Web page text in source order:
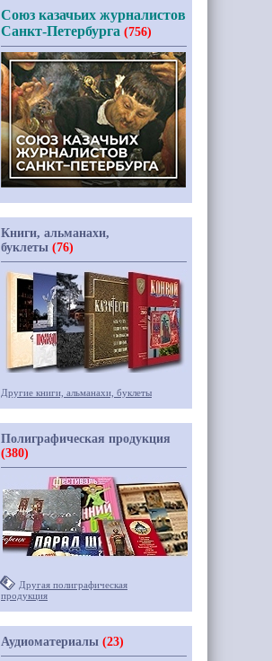
Союз казачьих журналистов
Санкт-Петербурга (756)
Книги, альманахи,
буклеты (76)
Другие книги, альманахи, буклеты
Полиграфическая продукция
(380)
Другая полиграфическая
продукция
Аудиоматериалы (23)